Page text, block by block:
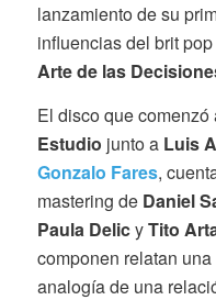
lanzamiento de su
influencias del brit
Arte de las
El disco que
Estudio junto a Luis
Gonzalo Fares,
mastering de Daniel
Paula DelicyTito
componen relatan
analogía de una